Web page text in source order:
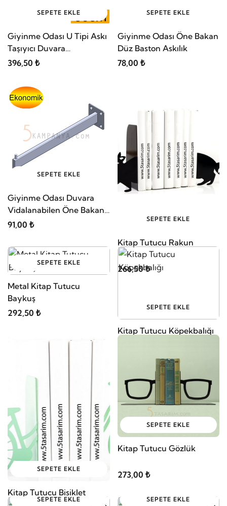
SEPETE EKLE
Giyinme Odası U Tipi Askı
Taşıyıcı Duvara
Sabitlenebilen
396,50 ₺
SEPETE EKLE
Giyinme Odası Öne Bakan
Düz Baston Askılık
78,00 ₺
SEPETE EKLE
Giyinme Odası Duvara
Vidalanabilen Öne Bakan
Askı Taşıyıcı Askılık Kolu
91,00 ₺
SEPETE EKLE
Kitap Tutucu Rakun
266,50 ₺
SEPETE EKLE
Metal Kitap Tutucu
Baykuş
292,50 ₺
SEPETE EKLE
Kitap Tutucu Köpekbalığı
SEPETE EKLE
Kitap Tutucu Bisiklet
SEPETE EKLE
Kitap Tutucu Gözlük
273,00 ₺
SEPETE EKLE SEPETE EKLE